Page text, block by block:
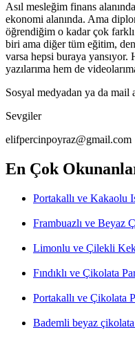
Asıl mesleğim finans
ekonomi alanında. Ama
öğrendiğim o kadar çok
biri ama diğer tüm eğitim,
varsa hepsi buraya
yazılarıma hem de
Sosyal medyadan ya da mail
Sevgiler
elifpercinpoyraz@gmail.com
En Çok
Portakallı ve Kakaolu
Frambuazlı ve Beyaz
Limonlu ve Çilekli
Fındıklı ve Çikolata
Portakallı ve Çikolata
Bademli beyaz